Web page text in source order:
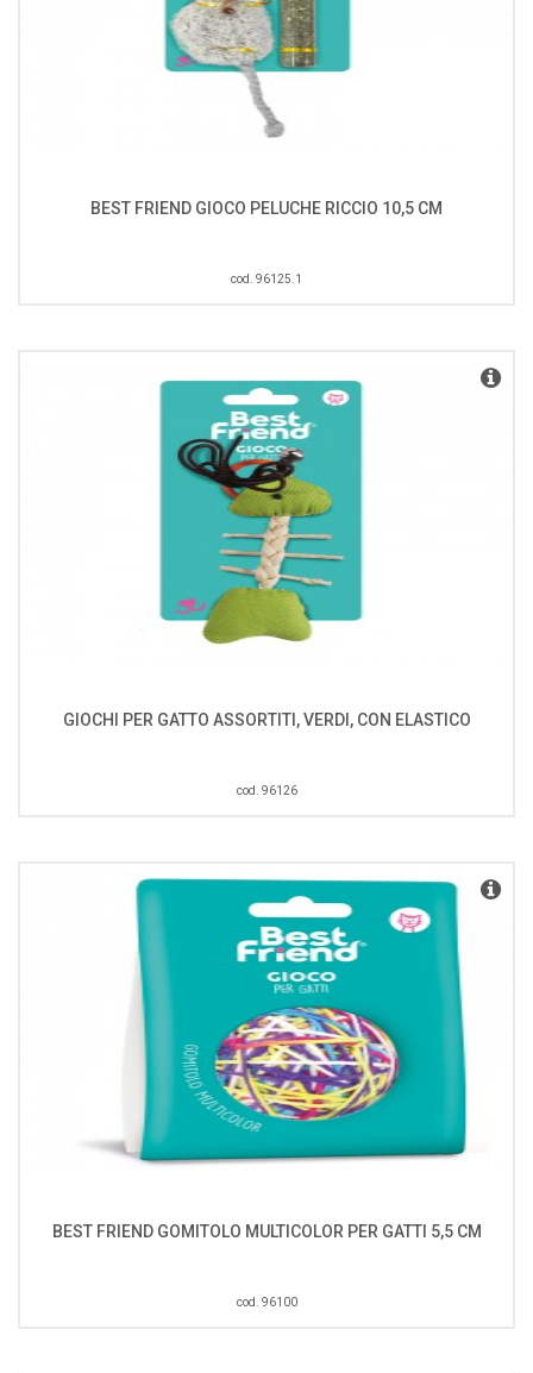
BEST FRIEND GIOCO PELUCHE RICCIO 10,5 CM
cod. 96125.1
GIOCHI PER GATTO ASSORTITI, VERDI, CON ELASTICO
cod. 96126
BEST FRIEND GOMITOLO MULTICOLOR PER GATTI 5,5 CM
cod. 96100